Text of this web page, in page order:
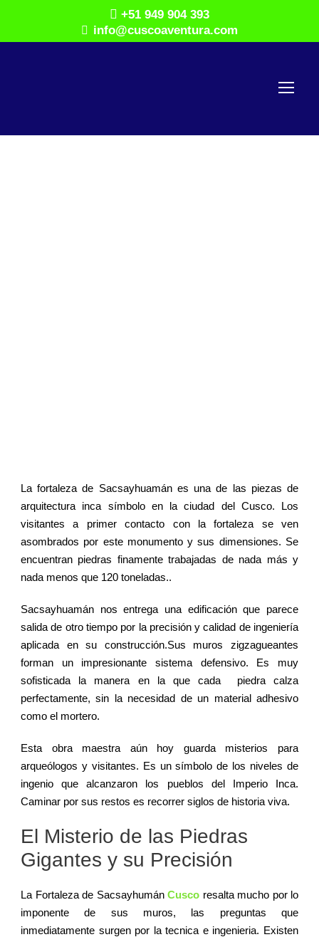
+51 949 904 393
info@cuscoaventura.com
La fortaleza de Sacsayhuamán es una de las piezas de
arquitectura inca símbolo en la ciudad del Cusco. Los
visitantes a primer contacto con la fortaleza se ven
asombrados por este monumento y sus dimensiones. Se
encuentran piedras finamente trabajadas de nada más y
nada menos que 120 toneladas..
Sacsayhuamán nos entrega una edificación que parece
salida de otro tiempo por la precisión y calidad de ingeniería
aplicada en su construcción.Sus muros zigzagueantes
forman un impresionante sistema defensivo. Es muy
sofisticada la manera en la que cada piedra calza
perfectamente, sin la necesidad de un material adhesivo
como el mortero.
Esta obra maestra aún hoy guarda misterios para
arqueólogos y visitantes. Es un símbolo de los niveles de
ingenio que alcanzaron los pueblos del Imperio Inca.
Caminar por sus restos es recorrer siglos de historia viva.
El Misterio de las Piedras
Gigantes y su Precisión
La Fortaleza de Sacsayhumán Cusco resalta mucho por lo
imponente de sus muros, las preguntas que
inmediatamente surgen por la tecnica e ingenieria. Existen